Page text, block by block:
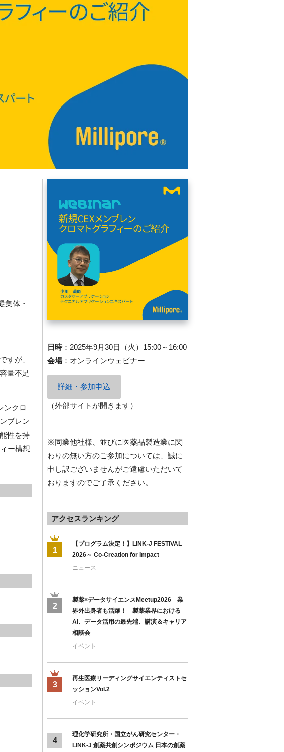
集体・
すが、
量不足
ンクロ
ブレン
性を持
ー構想
日時： 2025年9月30日（火）15:00～16:00
会場： オンラインウェビナー
詳細・参加申込
（外部サイトが開きます）
※同業他社様、並びに医薬品製造業に関
わりの無い方のご参加については、誠に
申し訳ございませんがご遠慮いただいて
おりますのでご了承ください。
アクセスランキング
1
【プログラム決定！】LINK-J FESTIVAL
2026～ Co-Creation for Impact
ニュース
2
製薬×データサイエンスMeetup2026 業
界外出身者も活躍！ 製薬業界における
AI、データ活用の最先端、講演＆キャリア
相談会
イベント
3
再生医療リーディングサイエンティストセ
ッションVol.2
イベント
4
理化学研究所・国立がん研究センター・
LINK-J 創薬共創シンポジウム 日本の創薬